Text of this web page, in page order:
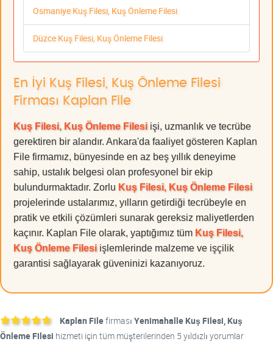
Osmaniye Kuş Filesi, Kuş Önleme Filesi
Düzce Kuş Filesi, Kuş Önleme Filesi
En İyi Kuş Filesi, Kuş Önleme Filesi
Firması Kaplan File
Kuş Filesi, Kuş Önleme Filesi işi, uzmanlık ve tecrübe
gerektiren bir alandır. Ankara'da faaliyet gösteren Kaplan
File firmamız, bünyesinde en az beş yıllık deneyime
sahip, ustalık belgesi olan profesyonel bir ekip
bulundurmaktadır. Zorlu Kuş Filesi, Kuş Önleme Filesi
projelerinde ustalarımız, yılların getirdiği tecrübeyle en
pratik ve etkili çözümleri sunarak gereksiz maliyetlerden
kaçınır. Kaplan File olarak, yaptığımız tüm Kuş Filesi,
Kuş Önleme Filesi işlemlerinde malzeme ve işçilik
garantisi sağlayarak güveninizi kazanıyoruz.
Kaplan Filefirması Yenimahalle Kuş Filesi, Kuş
Önleme Filesi hizmeti için tüm müşterilerinden 5 yıldızlı yorumlar